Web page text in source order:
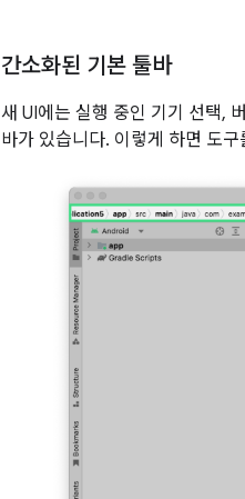
간소화된 기본 툴바
새 UI에는 실행 중인 기기 선택,
바가 있습니다. 이렇게 하면 도